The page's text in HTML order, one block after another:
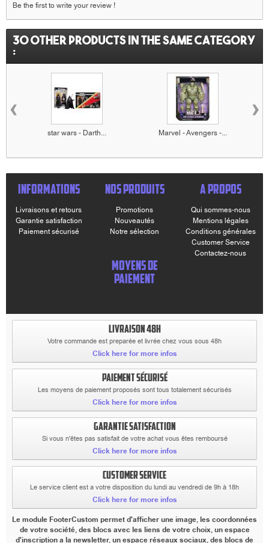
Be the first to write your review !
30 other products in the same category
:
star wars - Darth... Marvel - Avengers -...
‹ ›
INFORMATIONS
Livraisons et retours
Garantie satisfaction
Paiement sécurisé
NOS PRODUITS
Promotions
Nouveautés
Notre sélection
A PROPOS
Qui sommes-nous
Mentions légales
Conditions générales
Customer Service
Contactez-nous
MOYENS DE
PAIEMENT
LIVRAISON 48H
Votre commande est preparée et livrée chez vous sous 48h
Click here for more infos
PAIEMENT SÉCURISÉ
Les moyens de paiement proposés sont tous totalement sécurisés
Click here for more infos
GARANTIE SATISFACTION
Si vous n'êtes pas satisfait de votre achat vous êtes remboursé
Click here for more infos
CUSTOMER SERVICE
Le service client est a votre disposition du lundi au vendredi de 9h à 18h
Click here for more infos
Le module FooterCustom permet d'afficher une image, les coordonnées
de votre société, des blocs avec les liens de votre choix, un espace
d'inscription a la newsletter, un espace réseaux sociaux, des blocs de